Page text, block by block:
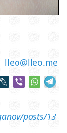
lleo@lleo.me
posts/13